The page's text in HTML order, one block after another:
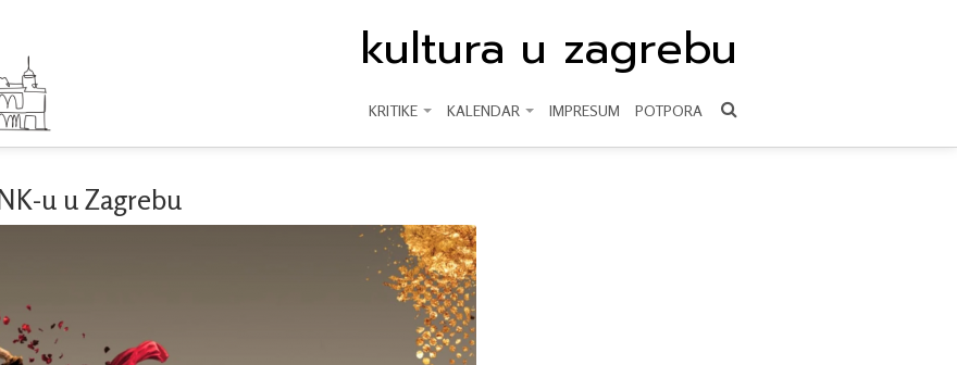
kultura u zagrebu
KRITIKE KALENDAR IMPRESUM POTPORA
u u Zagrebu